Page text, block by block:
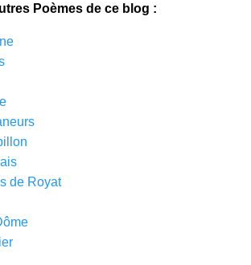
Poèmes de ce blog :
de Royat